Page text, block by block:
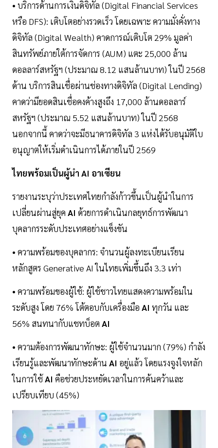
• บริการด้านการเงินดิจิทัล (Digital Financial Services
หรือ DFS): เติบโตอย่างรวดเร็ว โดยเฉพาะ ความมั่งคั่งทาง
ดิจิทัล (Digital Wealth) คาดการณ์เติบโต 29% มูลค่า
สินทรัพย์ภายใต้การจัดการ (AUM) แตะ 25,000 ล้าน
ดอลลาร์สหรัฐฯ (ประมาณ 8.12 แสนล้านบาท) ในปี 2568
ด้าน บริการสินเชื่อผ่านช่องทางดิจิทัล (Digital Lending)
คาดว่ามียอดสินเชื่อคงค้างสูงถึง 17,000 ล้านดอลลาร์
สหรัฐฯ (ประมาณ 5.52 แสนล้านบาท) ในปี 2568
นอกจากนี้ คาดว่าจะมีธนาคารดิจิทัล 3 แห่งได้รับอนุมัติใบ
อนุญาตให้เริ่มดำเนินการได้ภายในปี 2569
ไทยพร้อมเป็นผู้นำ AI อาเซียน
รายงานระบุว่าประเทศไทยกำลังก้าวขึ้นเป็นผู้นำในการ
เปลี่ยนผ่านสู่ยุค AI ด้วยการดำเนินกลยุทธ์การพัฒนา
บุคลากรระดับประเทศอย่างแข็งขัน
• ความพร้อมของบุคลากร: จำนวนผู้ลงทะเบียนเรียน
หลักสูตร Generative AI ในไทยเพิ่มขึ้นถึง 3.3 เท่า
• ความพร้อมของผู้ใช้: ผู้ใช้ชาวไทยแสดงความพร้อมใน
ระดับสูง โดย 76% โต้ตอบกับเครื่องมือ AI ทุกวัน และ
56% สนทนากับแชทบ็อต AI
• ความต้องการพัฒนาทักษะ: ผู้ใช้จำนวนมาก (79%) กำลัง
เรียนรู้และพัฒนาทักษะด้าน AI อยู่แล้ว โดยแรงจูงใจหลัก
ในการใช้AI คือช่วยประหยัดเวลาในการค้นคว้าและ
เปรียบเทียบ (45%)